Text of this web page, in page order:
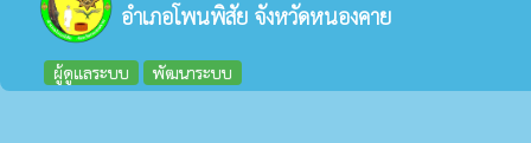
อำเภอโพนพิสัย จังหวัดหนองคาย
ผู้ดูแลระบบ พัฒนาระบบ